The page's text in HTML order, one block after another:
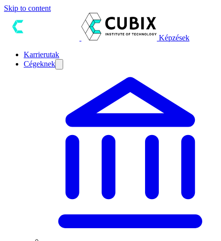
Skip to content
Képzések
Karrierutak
Cégeknek